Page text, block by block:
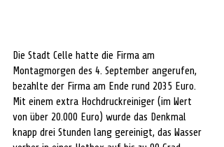
Die Stadt Celle hatte die Firma am
Montagmorgen des 4. September angerufen,
bezahlte der Firma am Ende rund 2035 Euro.
Mit einem extra Hochdruckreiniger (im Wert
von über 20.000 Euro) wurde das Denkmal
knapp drei Stunden lang gereinigt, das Wasser